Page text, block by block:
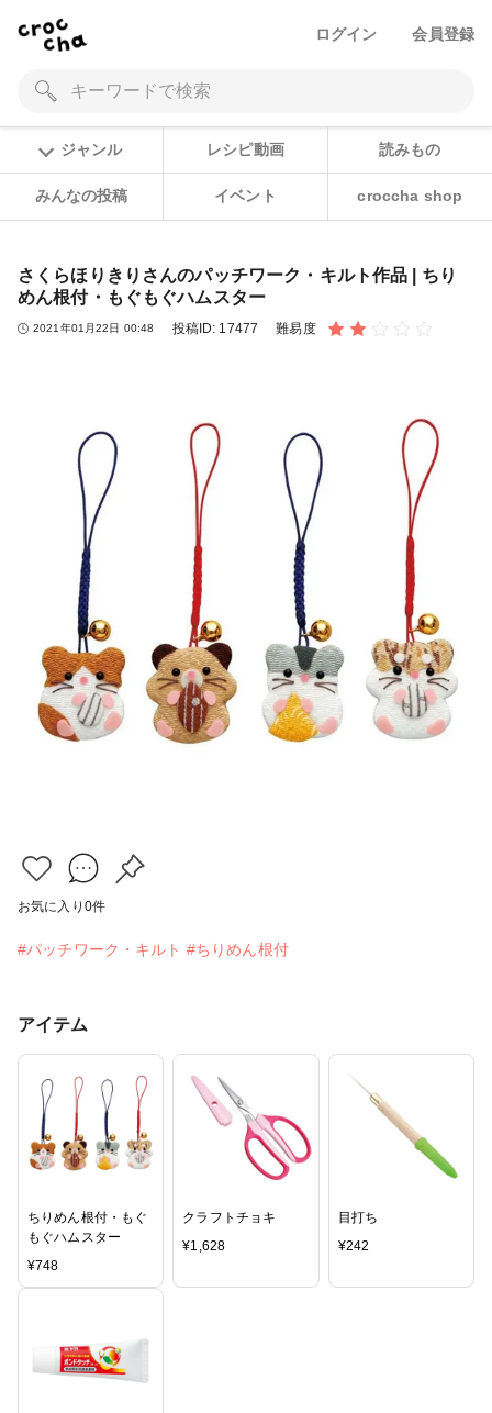
ログイン 会員登録
ジャンル レシピ動画 読みもの
みんなの投稿 イベント croccha shop
さくらほりきりさんのパッチワーク・キルト作品 | ちり
めん根付・もぐもぐハムスター
2021年01月22日 00:48 投稿ID: 17477 難易度
お気に入り 0件
#パッチワーク・キルト #ちりめん根付
アイテム
ちりめん根付・もぐ
もぐハムスター
¥748
クラフトチョキ
¥1,628
目打ち
¥242